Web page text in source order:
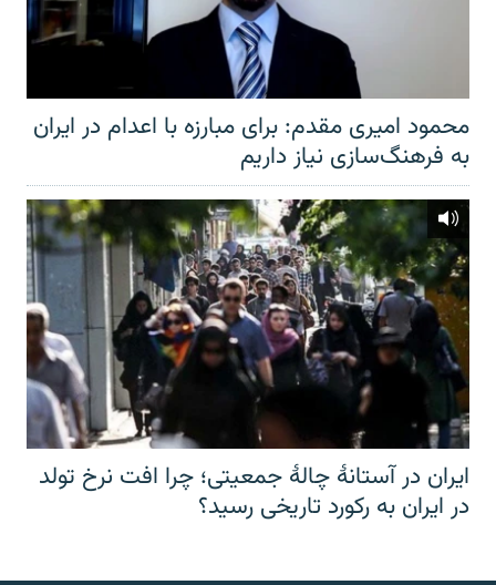
محمود امیری مقدم: برای مبارزه با اعدام در ایران
به فرهنگ‌سازی نیاز داریم
ایران در آستانهٔ چالهٔ جمعیتی؛ چرا افت نرخ تولد
در ایران به رکورد تاریخی رسید؟